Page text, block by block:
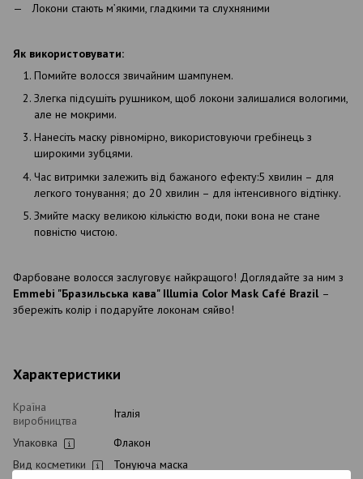
Локони стають м’якими, гладкими та слухняними
Як використовувати:
Помийте волосся звичайним шампунем.
Злегка підсушіть рушником, щоб локони залишалися вологими,
але не мокрими.
Нанесіть маску рівномірно, використовуючи гребінець з
широкими зубцями.
Час витримки залежить від бажаного ефекту:5 хвилин – для
легкого тонування; до 20 хвилин – для інтенсивного відтінку.
Змийте маску великою кількістю води, поки вона не стане
повністю чистою.
Фарбоване волосся заслуговує найкращого! Доглядайте за ним з
Emmebi "Бразильська кава" Illumia Color Mask Café Brazil –
збережіть колір і подаруйте локонам сяйво!
Характеристики
Країна
виробництва
Італія
Упаковка
Флакон
Вид косметики
Тонуюча маска